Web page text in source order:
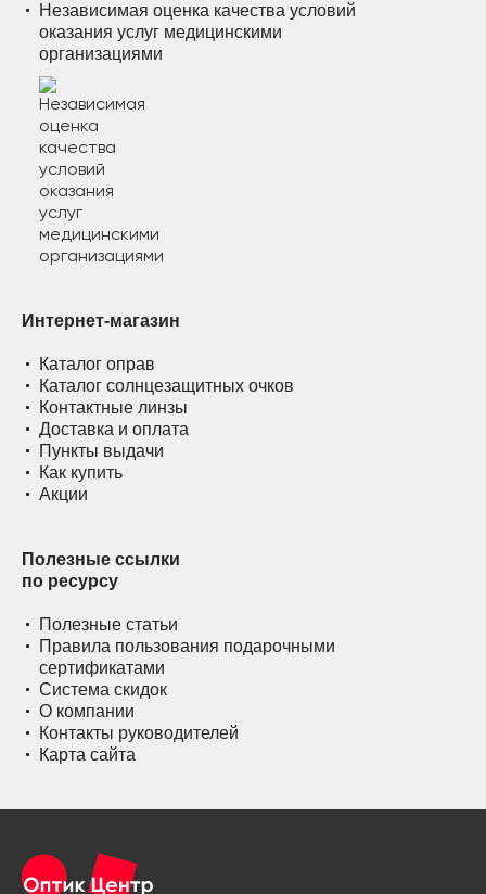
Независимая оценка качества условий
оказания услуг медицинскими
организациями
Интернет-магазин
Каталог оправ
Каталог солнцезащитных очков
Контактные линзы
Доставка и оплата
Пункты выдачи
Как купить
Акции
Полезные ссылки
по ресурсу
Полезные статьи
Правила пользования подарочными
сертификатами
Система скидок
О компании
Контакты руководителей
Карта сайта